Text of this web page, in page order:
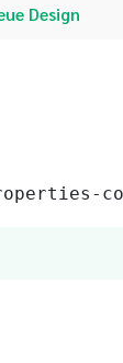
Design